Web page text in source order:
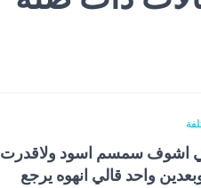
اشوف سمسم اسود ولاقدرت
واحد قالي انهوه يرجع